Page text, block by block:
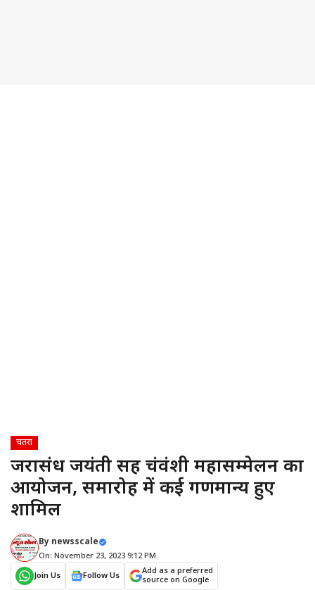
चतरा
जरासंध जयंती सह चंद्रवंशी महासम्मेलन का
आयोजन, समारोह में कई गणमान्य हुए
शामिल
By newsscale
On: November 23, 2023 9:12 PM
Join Us
Follow Us
Add as a preferred
source on Google